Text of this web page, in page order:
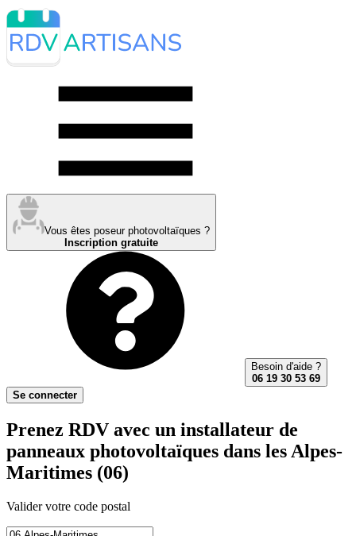
Vous êtes poseur photovoltaïques ?
Inscription gratuite
Besoin d'aide ?
06 19 30 53 69
Se connecter
Prenez RDV avec un installateur de
panneaux photovoltaïques dans les Alpes-
Maritimes (06)
Valider votre code postal